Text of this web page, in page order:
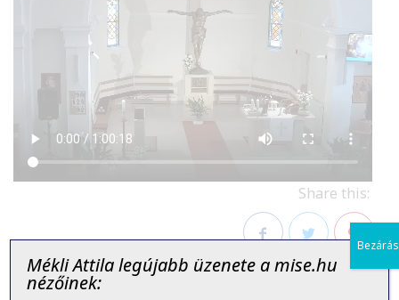
Share this:
FacebookTwitterPinterest
Mékli Attila legújabb üzenete a mise.hu
nézőinek:
Bezárás